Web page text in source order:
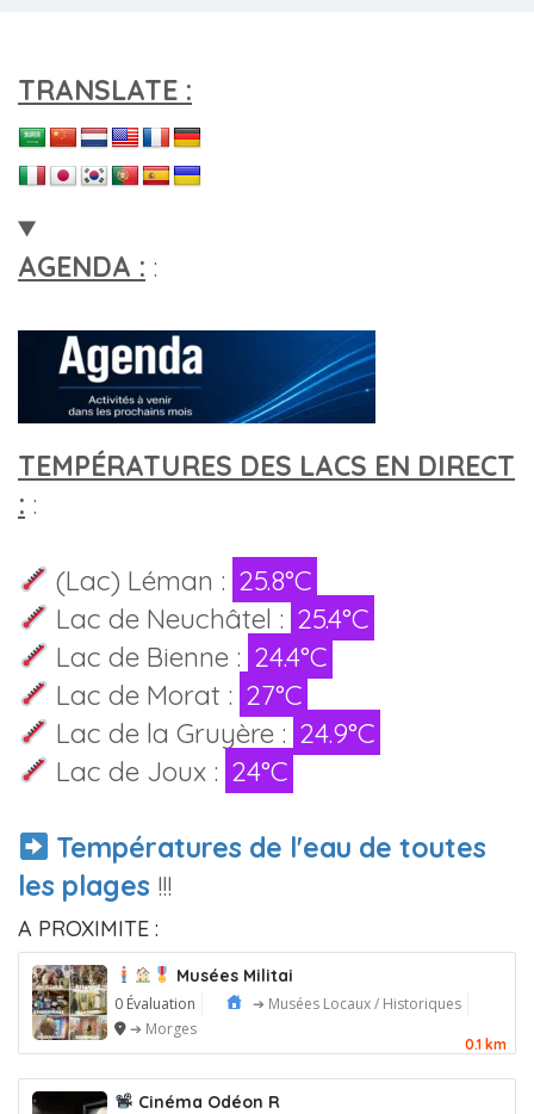
TRANSLATE :
AGENDA : :
TEMPÉRATURES DES LACS EN DIRECT
: :
(Lac) Léman : 25.8°C
Lac de Neuchâtel : 25.4°C
Lac de Bienne : 24.4°C
Lac de Morat : 27°C
Lac de la Gruyère : 24.9°C
Lac de Joux : 24°C
Températures de l'eau de toutes
les plages !!!
A PROXIMITE :
Musées Militai
0 Évaluation
➔ Musées Locaux / Historiques
➔ Morges
0.1 km
Cinéma Odéon R